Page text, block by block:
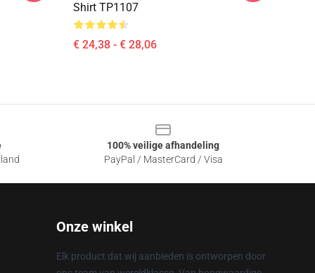
Shirt TP1107
€ 24,38 - € 28,06
100% veilige afhandeling
PayPal / MasterCard / Visa
Onze winkel
Elk product dat wij aanbieden is ontworpen door